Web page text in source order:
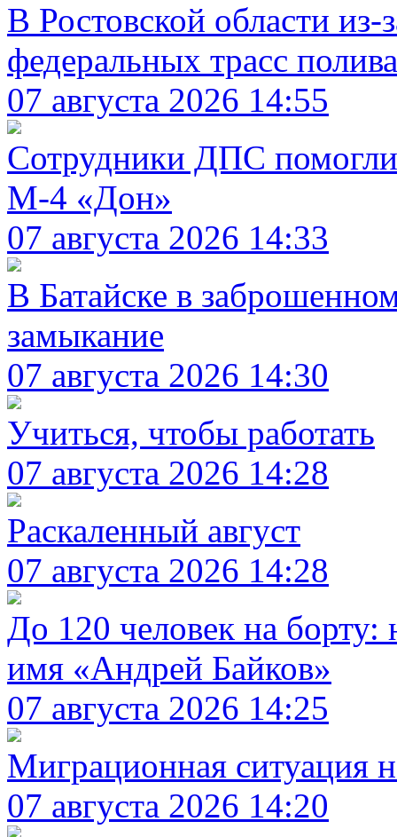
В Ростовской области
федеральных трасс
07 августа 2026 14:55
Сотрудники ДПС
М-4 «Дон»
07 августа 2026 14:33
В Батайске в
замыкание
07 августа 2026 14:30
Учиться, чтобы работать
07 августа 2026 14:28
Раскаленный август
07 августа 2026 14:28
До 120 человек на
имя «Андрей Байков»
07 августа 2026 14:25
Миграционная ситуация
07 августа 2026 14:20